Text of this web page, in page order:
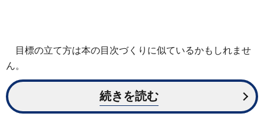
目標の立て方は本の目次づくりに似ているかもしれませ
ん。
続きを読む